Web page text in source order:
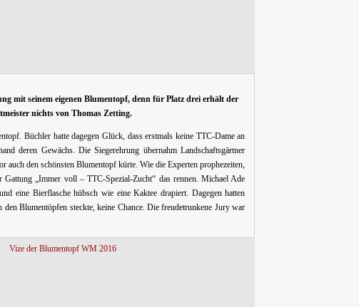
mit seinem eigenen Blumentopf, denn für Platz drei erhält der
nichts von Thomas Zetting.
Büchler hatte dagegen Glück, dass erstmals keine TTC-Dame an
deren Gewächs. Die Siegerehrung übernahm Landschaftsgärtner
auch den schönsten Blumentopf kürte. Wie die Experten prophezeiten,
Gattung „Immer voll – TTC-Spezial-Zucht“ das rennen. Michael Ade
eine Bierflasche hübsch wie eine Kaktee drapiert. Dagegen hatten
Blumentöpfen steckte, keine Chance. Die freudetrunkene Jury war